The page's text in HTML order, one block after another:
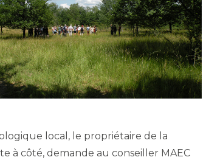
local, le propriétaire de la
à côté, demande au conseiller MAEC